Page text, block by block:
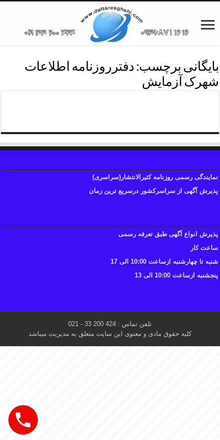
بایگانی برچسب: دفترروزنامه اطلاعات
شهرک آزمایش
نمایندگی رسمی روزنامه کثیرالانتشار(سراسری)
پذیرش آگهی از سراسرکشور درسریع ترین زمان
پذیرش انواع آگهی طبق تعرفه رسمی
ساعت کار
شنبه تا چهارشنبه ازساعت 10:00 الی 17
پنجشنبه ازساعت 10:00 الی 13
تلفن تماس : 424 200 33 - 021
کلیه حقوق مادی و معنوی این سایت متعلق به مدیریت میباشد